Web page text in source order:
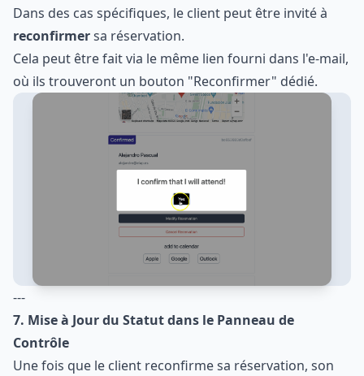
Dans des cas spécifiques, le client peut être invité à
reconfirmersa réservation.
Cela peut être fait via le même lien fourni dans l'e-mail,
où ils trouveront un bouton "Reconfirmer" dédié.
---
7. Mise à Jour du Statut dans le Panneau de
Contrôle
Une fois que le client reconfirme sa réservation, son